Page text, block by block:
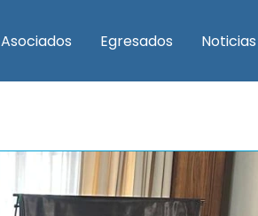
Asociados Egresados Noticias